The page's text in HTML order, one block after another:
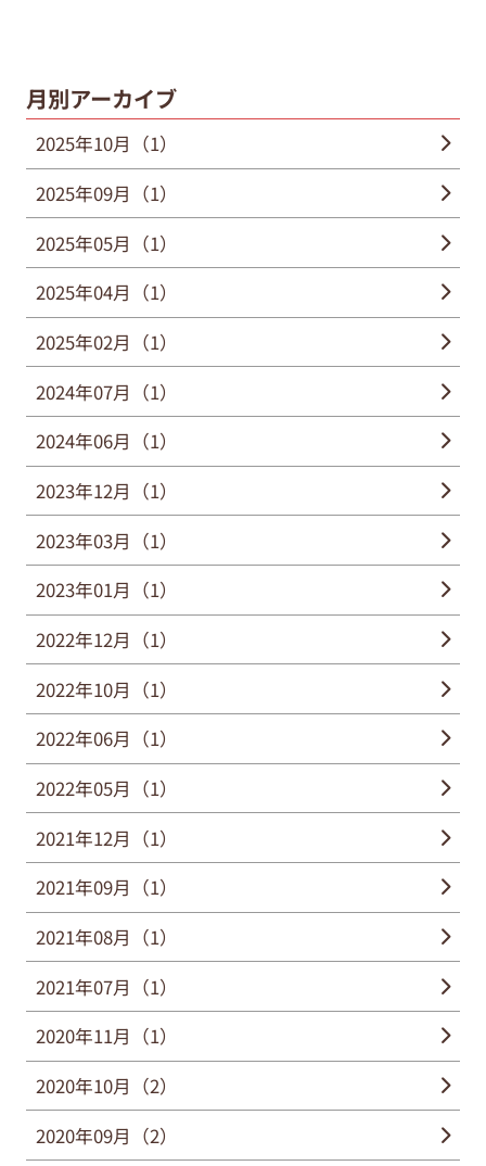
月別アーカイブ
2025年10月（1）
2025年09月（1）
2025年05月（1）
2025年04月（1）
2025年02月（1）
2024年07月（1）
2024年06月（1）
2023年12月（1）
2023年03月（1）
2023年01月（1）
2022年12月（1）
2022年10月（1）
2022年06月（1）
2022年05月（1）
2021年12月（1）
2021年09月（1）
2021年08月（1）
2021年07月（1）
2020年11月（1）
2020年10月（2）
2020年09月（2）